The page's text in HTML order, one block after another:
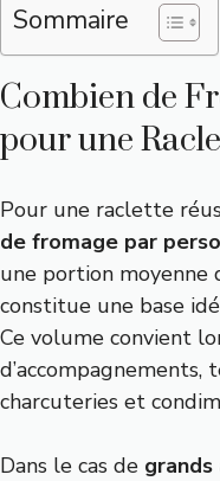
Sommaire
Combien de
pour une
Pour une raclette
de fromage par
une portion moyenne
constitue une base
Ce volume convient
charcuteries et
Dans le cas de